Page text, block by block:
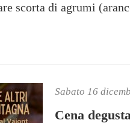
scorta di agrumi
Sabato 16
Cena